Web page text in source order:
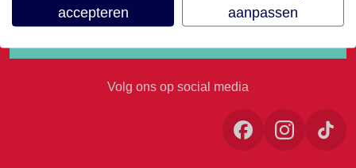
Volg ons op social media
accepteren
aanpassen